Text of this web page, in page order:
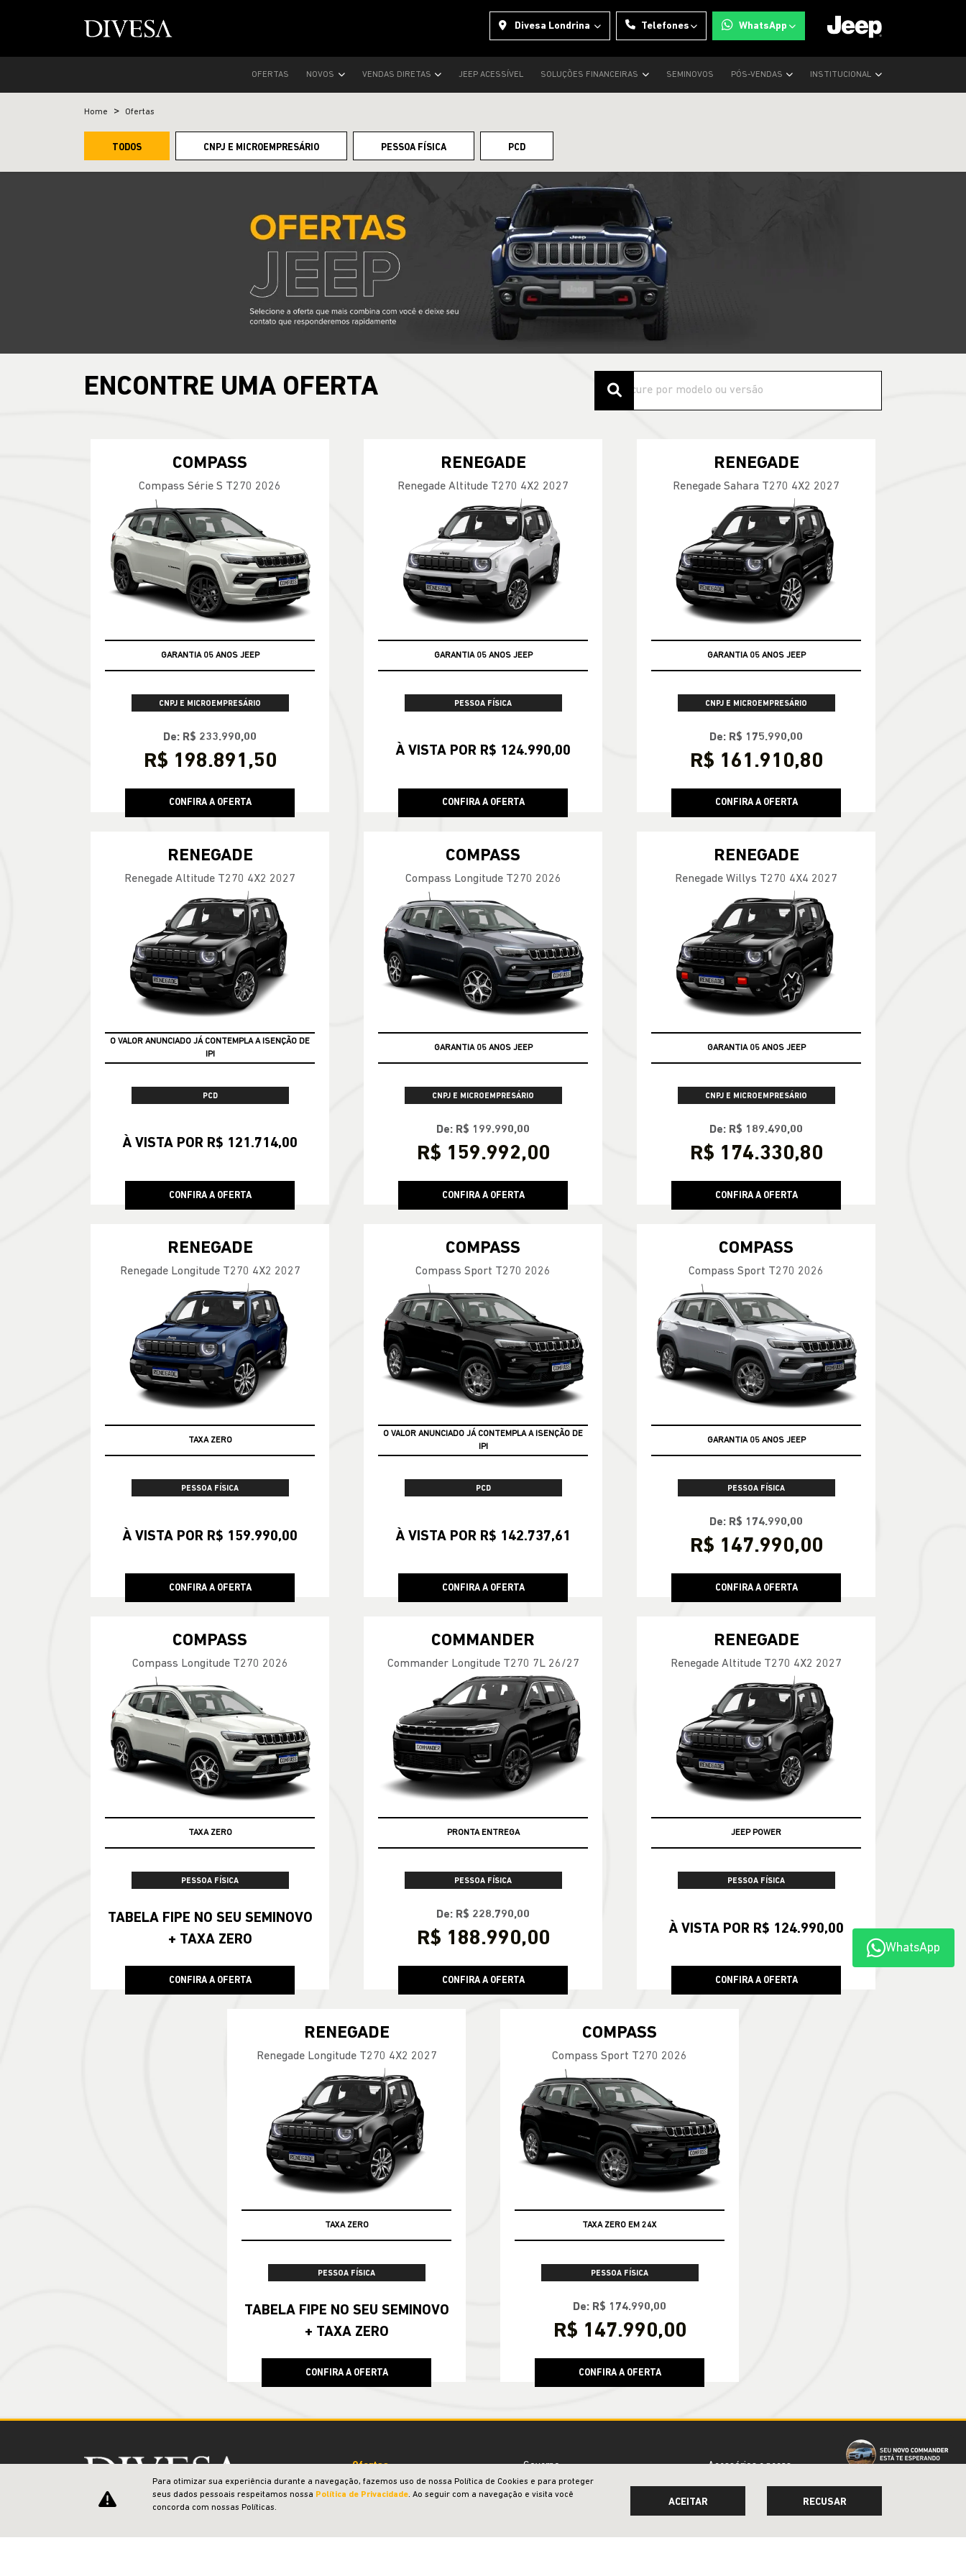
Divesa Londrina Telefones WhatsApp
OFERTAS NOVOS VENDAS DIRETAS JEEP ACESSÍVEL SOLUÇÕES FINANCEIRAS SEMINOVOS PÓS-VENDAS INSTITUCIONAL
Home Ofertas
TODOS CNPJ E MICROEMPRESÁRIO PESSOA FÍSICA PCD
ENCONTRE UMA OFERTA
COMPASS
Compass Série S T270 2026
CNPJ E MICROEMPRESÁRIO
De: R$ 233.990,00
R$ 198.891,50
CONFIRA A OFERTA
RENEGADE
Renegade Altitude T270 4X2 2027
GARANTIA 05 ANOS JEEP
PESSOA FÍSICA
À VISTA POR R$ 124.990,00
CONFIRA A OFERTA
RENEGADE
Renegade Sahara T270 4X2 2027
GARANTIA 05 ANOS JEEP
CNPJ E MICROEMPRESÁRIO
De: R$ 175.990,00
R$ 161.910,80
CONFIRA A OFERTA
RENEGADE
Renegade Altitude T270 4X2 2027
O VALOR ANUNCIADO JÁ CONTEMPLA A ISENÇÃO DE
IPI
PCD
À VISTA POR R$ 121.714,00
CONFIRA A OFERTA
COMPASS
Compass Longitude T270 2026
GARANTIA 05 ANOS JEEP
CNPJ E MICROEMPRESÁRIO
De: R$ 199.990,00
R$ 159.992,00
CONFIRA A OFERTA
RENEGADE
Renegade Willys T270 4X4 2027
GARANTIA 05 ANOS JEEP
CNPJ E MICROEMPRESÁRIO
De: R$ 189.490,00
R$ 174.330,80
CONFIRA A OFERTA
RENEGADE
Renegade Longitude T270 4X2 2027
TAXA ZERO
PESSOA FÍSICA
À VISTA POR R$ 159.990,00
CONFIRA A OFERTA
COMPASS
Compass Sport T270 2026
O VALOR ANUNCIADO JÁ CONTEMPLA A ISENÇÃO DE
IPI
PCD
À VISTA POR R$ 142.737,61
CONFIRA A OFERTA
COMPASS
Compass Sport T270 2026
GARANTIA 05 ANOS JEEP
PESSOA FÍSICA
De: R$ 174.990,00
R$ 147.990,00
CONFIRA A OFERTA
COMPASS
Compass Longitude T270 2026
TAXA ZERO
PESSOA FÍSICA
TABELA FIPE NO SEU SEMINOVO
+ TAXA ZERO
CONFIRA A OFERTA
COMMANDER
Commander Longitude T270 7L 26/27
PRONTA ENTREGA
PESSOA FÍSICA
De: R$ 228.790,00
R$ 188.990,00
CONFIRA A OFERTA
RENEGADE
Renegade Altitude T270 4X2 2027
JEEP POWER
PESSOA FÍSICA
À VISTA POR R$ 124.990,00
CONFIRA A OFERTA
RENEGADE
Renegade Longitude T270 4X2 2027
TAXA ZERO
PESSOA FÍSICA
TABELA FIPE NO SEU SEMINOVO
+ TAXA ZERO
CONFIRA A OFERTA
COMPASS
Compass Sport T270 2026
TAXA ZERO EM 24X
PESSOA FÍSICA
De: R$ 174.990,00
R$ 147.990,00
CONFIRA A OFERTA
WhatsApp
Ofertas
Novos
Governo
Locadora
Acessórios e peças
Institucional
Para otimizar sua experiência durante a navegação, fazemos uso de nossa Política de Cookies e para proteger
seus dados pessoais respeitamos nossa Política de Privacidade. Ao seguir com a navegação e visita você
concorda com nossas Políticas.
ACEITAR RECUSAR